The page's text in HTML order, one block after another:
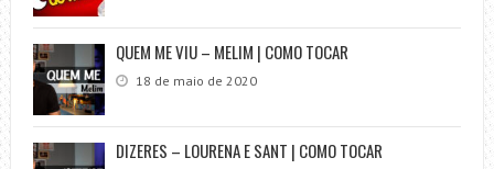
QUEM ME VIU – MELIM | COMO TOCAR
18 de maio de 2020
DIZERES – LOURENA E SANT | COMO TOCAR